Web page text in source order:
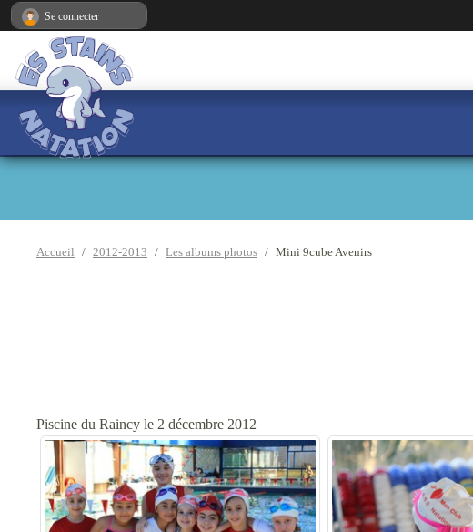
Accueil 2012-2013 Les albums photos Mini 9cube Avenirs
Piscine du Raincy le 2 décembre 2012
Se connecter
Panneau de gestion des cookies